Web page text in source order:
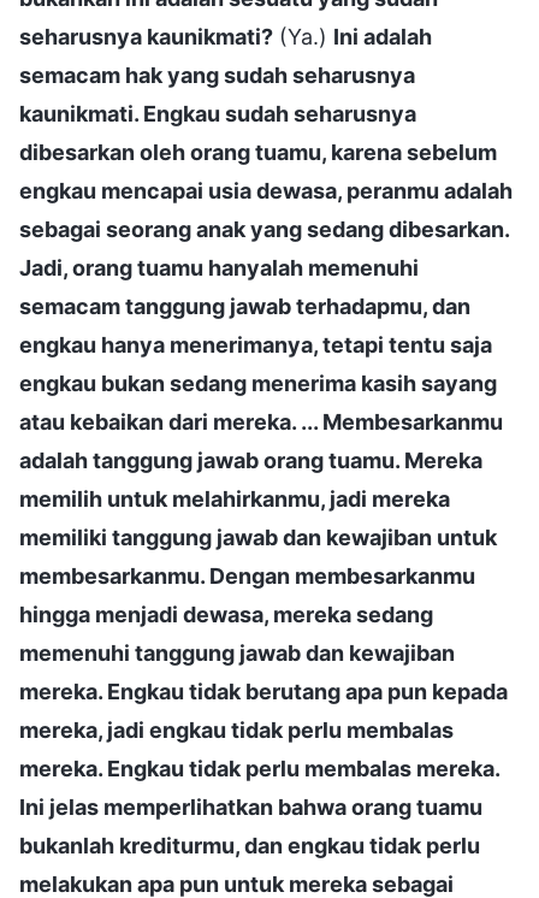
seharusnya kaunikmati? (Ya.) Ini adalah
semacam hak yang sudah seharusnya
kaunikmati. Engkau sudah seharusnya
dibesarkan oleh orang tuamu, karena sebelum
engkau mencapai usia dewasa, peranmu adalah
sebagai seorang anak yang sedang dibesarkan.
Jadi, orang tuamu hanyalah memenuhi
semacam tanggung jawab terhadapmu, dan
engkau hanya menerimanya, tetapi tentu saja
engkau bukan sedang menerima kasih sayang
atau kebaikan dari mereka. ... Membesarkanmu
adalah tanggung jawab orang tuamu. Mereka
memilih untuk melahirkanmu, jadi mereka
memiliki tanggung jawab dan kewajiban untuk
membesarkanmu. Dengan membesarkanmu
hingga menjadi dewasa, mereka sedang
memenuhi tanggung jawab dan kewajiban
mereka. Engkau tidak berutang apa pun kepada
mereka, jadi engkau tidak perlu membalas
mereka. Engkau tidak perlu membalas mereka.
Ini jelas memperlihatkan bahwa orang tuamu
bukanlah krediturmu, dan engkau tidak perlu
melakukan apa pun untuk mereka sebagai